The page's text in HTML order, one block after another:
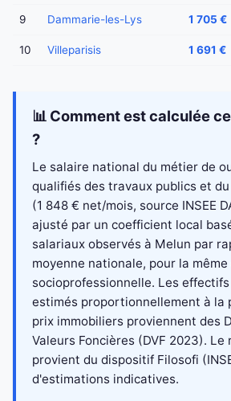
9 Dammarie-les-Lys 1 705 €
10 Villeparisis 1 691 €
📊 Comment est calculée
?
Le salaire national du métier de
qualifiés des travaux publics et
(1 848 € net/mois, source INSEE
ajusté par un coefficient local
salariaux observés à Melun par
moyenne nationale, pour la
socioprofessionnelle. Les
estimés proportionnellement à la
prix immobiliers proviennent des
Valeurs Foncières (DVF 2023). Le
provient du dispositif Filosofi
d'estimations indicatives.